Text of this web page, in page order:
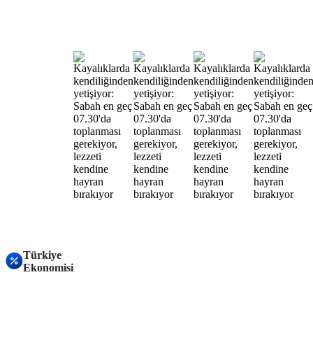
Türkiye
Ekonomisi